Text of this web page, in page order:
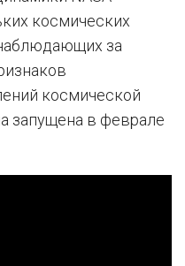
космических
за
космической
запущена в феврале